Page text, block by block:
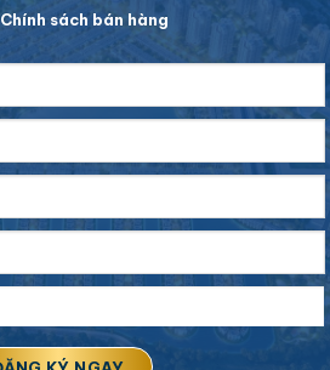
Chính sách bán hàng